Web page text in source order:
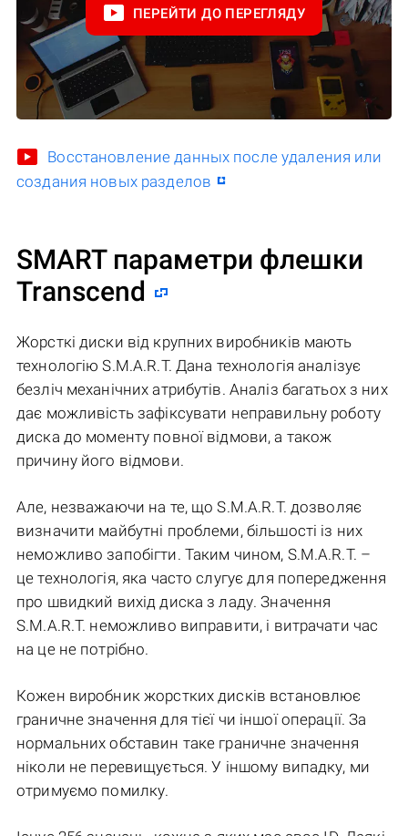
ПЕРЕЙТИ ДО ПЕРЕГЛЯДУ
Восстановление данных после удаления или
создания новых разделов
SMART параметри флешки
Transcend
Жорсткі диски від крупних виробників мають
технологію S.M.A.R.T. Дана технологія аналізує
безліч механічних атрибутів. Аналіз багатьох з них
дає можливість зафіксувати неправильну роботу
диска до моменту повної відмови, а також
причину його відмови.
Але, незважаючи на те, що S.M.A.R.T. дозволяє
визначити майбутні проблеми, більшості із них
неможливо запобігти. Таким чином, S.M.A.R.T. –
це технологія, яка часто слугує для попередження
про швидкий вихід диска з ладу. Значення
S.M.A.R.T. неможливо виправити, і витрачати час
на це не потрібно.
Кожен виробник жорстких дисків встановлює
граничне значення для тієї чи іншої операції. За
нормальних обставин таке граничне значення
ніколи не перевищується. У іншому випадку, ми
отримуємо помилку.